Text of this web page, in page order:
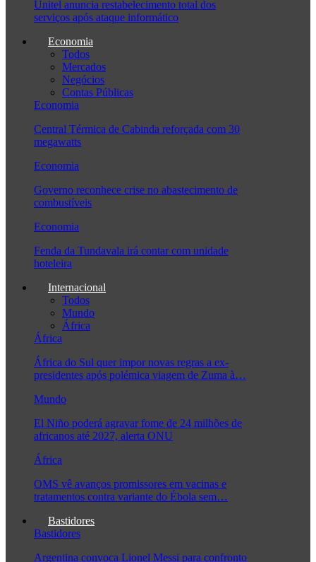
Unitel anuncia restabelecimento total dos
serviços após ataque informático
Economia
Todos
Mercados
Negócios
Contas Públicas
Economia
Central Térmica de Cabinda reforçada com 30
megawatts
Economia
Governo reconhece crise no abastecimento de
combustíveis
Economia
Fenda da Tundavala irá contar com unidade
hoteleira
Internacional
Todos
Mundo
África
África
África do Sul quer impor novas regras a ex-
presidentes após polémica viagem de Zuma à…
Mundo
El Niño poderá agravar fome de 24 milhões de
africanos até 2027, alerta ONU
África
OMS vê avanços promissores em vacinas e
tratamentos contra variante do Ébola sem…
Bastidores
Bastidores
Argentina convoca Lionel Messi para confronto